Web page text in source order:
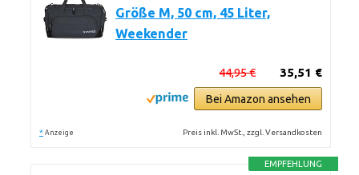
Größe M, 50 cm, 45 Liter,
Weekender
35,51 €
44,95 €
Bei Amazon ansehen
* Anzeige Preis inkl. MwSt., zzgl. Versandkosten
EMPFEHLUNG